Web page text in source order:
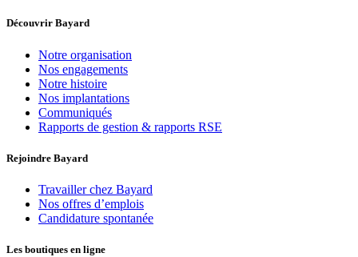
Découvrir Bayard
Notre organisation
Nos engagements
Notre histoire
Nos implantations
Communiqués
Rapports de gestion & rapports RSE
Rejoindre Bayard
Travailler chez Bayard
Nos offres d’emplois
Candidature spontanée
Les boutiques en ligne